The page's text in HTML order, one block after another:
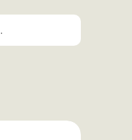
Услуги пошива